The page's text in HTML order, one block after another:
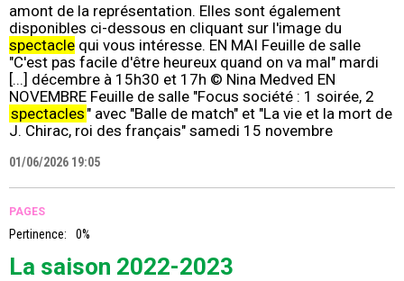
amont de la représentation. Elles sont également
disponibles ci-dessous en cliquant sur l'image du
spectacle qui vous intéresse. EN MAI Feuille de salle
"C'est pas facile d'être heureux quand on va mal" mardi
[...] décembre à 15h30 et 17h © Nina Medved EN
NOVEMBRE Feuille de salle "Focus société : 1 soirée, 2
spectacles " avec "Balle de match" et "La vie et la mort de
J. Chirac, roi des français" samedi 15 novembre
01/06/2026 19:05
PAGES
Pertinence: 0%
La saison 2022-2023